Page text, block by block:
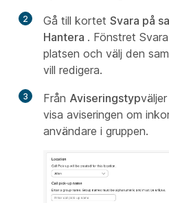
2 Gå till kortet Svara på
Hantera . Fönstret
platsen och välj den
vill redigera.
3 Från Aviseringstyp
visa aviseringen om
användare i gruppen.